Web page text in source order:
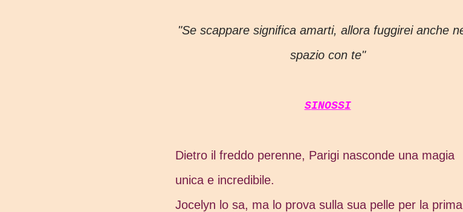
"Se scappare significa amarti, allora fuggirei anche nello
spazio con te"
SINOSSI
Dietro il freddo perenne, Parigi nasconde una magia
unica e incredibile.
Jocelyn lo sa, ma lo prova sulla sua pelle per la prima